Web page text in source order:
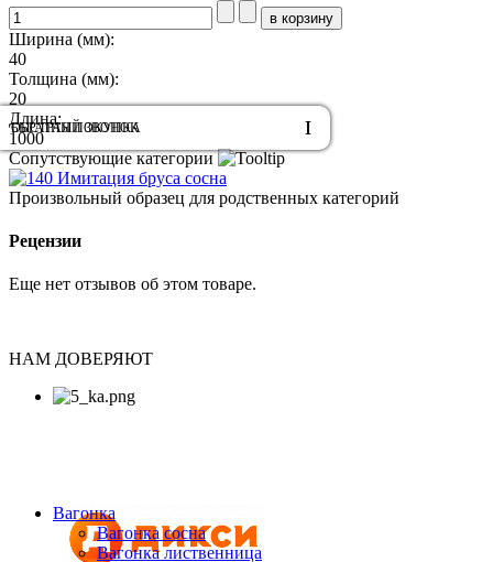
Ширина (мм):
40
Толщина (мм):
20
Длина:
1000
Сопутствующие категории
Имитация бруса сосна
Произвольный образец для родственных категорий
Рецензии
Еще нет отзывов об этом товаре.
НАМ ДОВЕРЯЮТ
Вагонка
Вагонка сосна
Вагонка лиственница
ОБРАТНЫЙ ЗВОНОК
БЫСТРАЯ ПОКУПКА